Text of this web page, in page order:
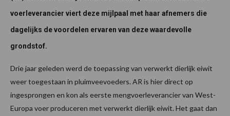
voerleverancier viert deze mijlpaal met haar afnemers die
dagelijks de voordelen ervaren van deze waardevolle
grondstof.
Drie jaar geleden werd de toepassing van verwerkt dierlijk eiwit
weer toegestaan in pluimveevoeders. AR is hier direct op
ingesprongen en kon als eerste mengvoerleverancier van West-
Europa voer produceren met verwerkt dierlijk eiwit. Het gaat dan